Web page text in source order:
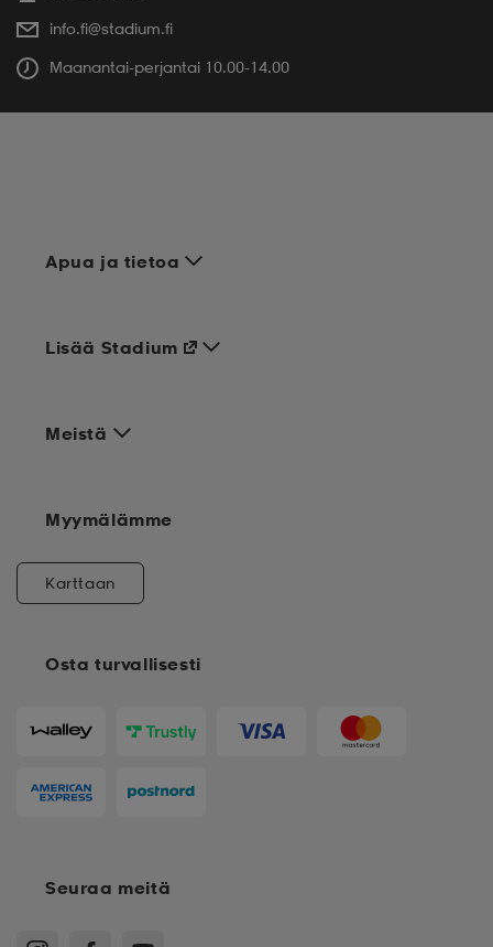
info.fi@stadium.fi
Maanantai-perjantai 10.00-14.00
Apua ja tietoa
Meistä
Osta turvallisesti
Lisää Stadium
Myymälämme
Karttaan
Seuraa meitä